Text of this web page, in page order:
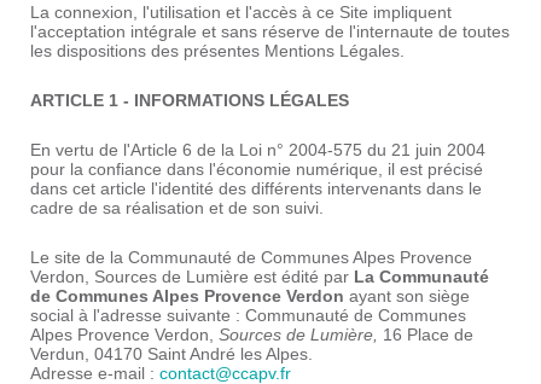
La connexion, l'utilisation et l'accès à ce Site impliquent
l'acceptation intégrale et sans réserve de l'internaute de toutes
les dispositions des présentes Mentions Légales.
ARTICLE 1 - INFORMATIONS LÉGALES
En vertu de l'Article 6 de la Loi n° 2004-575 du 21 juin 2004
pour la confiance dans l'économie numérique, il est précisé
dans cet article l'identité des différents intervenants dans le
cadre de sa réalisation et de son suivi.
Le site de la Communauté de Communes Alpes Provence
Verdon, Sources de Lumière est édité par La Communauté
de Communes Alpes Provence Verdon ayant son siège
social à l'adresse suivante : Communauté de Communes
Alpes Provence Verdon, Sources de Lumière, 16 Place de
Verdun, 04170 Saint André les Alpes.
Adresse e-mail : contact@ccapv.fr